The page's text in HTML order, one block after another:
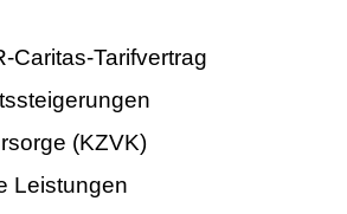
Caritas-Tarifvertrag
(KZVK)
Leistungen